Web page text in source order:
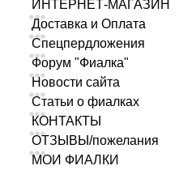
ИНТЕРНЕТ-МАГАЗИН
Доставка и Оплата
Спецпердложения
Форум "Фиалка"
Новости сайта
Статьи о фиалках
КОНТАКТЫ
ОТЗЫВЫ/пожелания
МОИ ФИАЛКИ